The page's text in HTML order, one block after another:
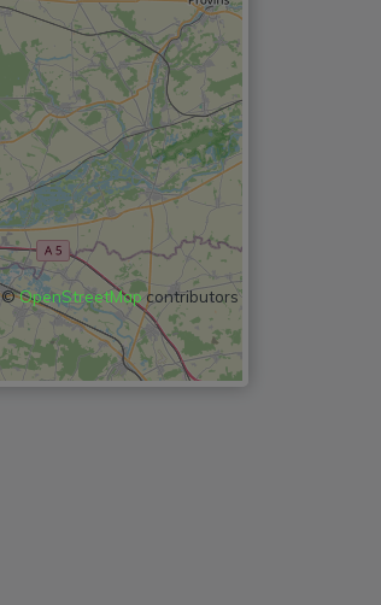
©OpenStreetMapcontributors